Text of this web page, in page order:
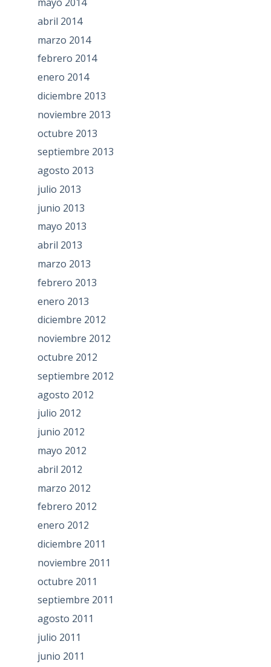
abril 2014
marzo 2014
febrero 2014
enero 2014
diciembre 2013
noviembre 2013
octubre 2013
septiembre 2013
agosto 2013
julio 2013
junio 2013
mayo 2013
abril 2013
marzo 2013
febrero 2013
enero 2013
diciembre 2012
noviembre 2012
octubre 2012
septiembre 2012
agosto 2012
julio 2012
junio 2012
mayo 2012
abril 2012
marzo 2012
febrero 2012
enero 2012
diciembre 2011
noviembre 2011
octubre 2011
septiembre 2011
agosto 2011
julio 2011
junio 2011